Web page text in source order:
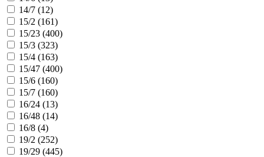
14/7 (12)
15/2 (161)
15/23 (400)
15/3 (323)
15/4 (163)
15/47 (400)
15/6 (160)
15/7 (160)
16/24 (13)
16/48 (14)
16/8 (4)
19/2 (252)
19/29 (445)